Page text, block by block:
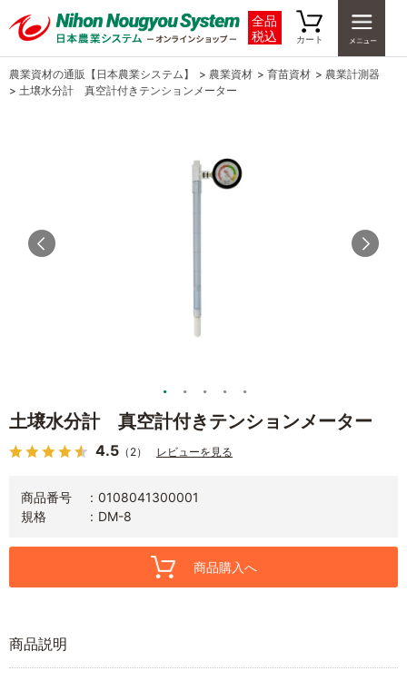
全品
税込
カート
農業資材の通販【日本農業システム】 > 農業資材 > 育苗資材 > 農業計測器
> 土壌水分計 真空計付きテンションメーター
土壌水分計 真空計付きテンションメーター
4.5 （2） レビューを見る
商品番号
0108041300001
規格
DM-8
商品購入へ
商品説明